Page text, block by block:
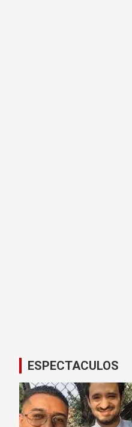
ESPECTACULOS